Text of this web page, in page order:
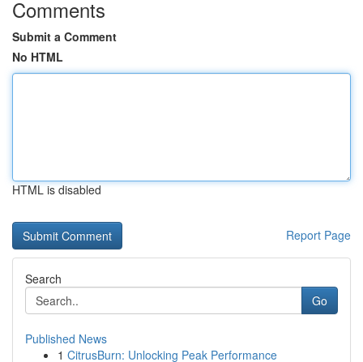
Comments
Submit a Comment
No HTML
HTML is disabled
Report Page
Search
Go
Published News
1 CitrusBurn: Unlocking Peak Performance